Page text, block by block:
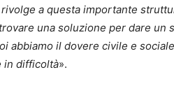
a questa importante
una soluzione per dare
abbiamo il dovere civile e
in difficoltà».